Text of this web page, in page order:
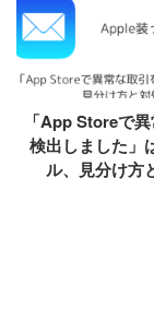
「App Storeで
検出しました」
ル、見分け方